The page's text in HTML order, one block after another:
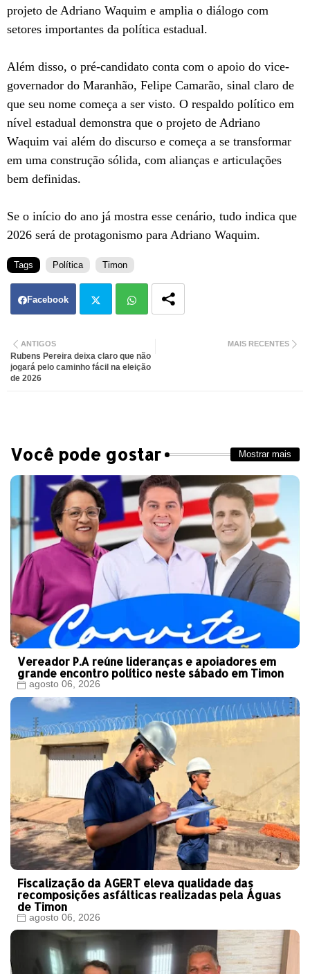
projeto de Adriano Waquim e amplia o diálogo com
setores importantes da política estadual.
Além disso, o pré-candidato conta com o apoio do vice-
governador do Maranhão, Felipe Camarão, sinal claro de
que seu nome começa a ser visto. O respaldo político em
nível estadual demonstra que o projeto de Adriano
Waquim vai além do discurso e começa a se transformar
em uma construção sólida, com alianças e articulações
bem definidas.
Se o início do ano já mostra esse cenário, tudo indica que
2026 será de protagonismo para Adriano Waquim.
Tags Política Timon
Facebook
ter atsa
MAIS RECENTES
ANTIGOS
Rubens Pereira deixa claro que não
jogará pelo caminho fácil na eleição
de 2026
Você pode gostar Mostrar mais
Vereador P.A reúne lideranças e apoiadores em
grande encontro político neste sábado em Timon
agosto 06, 2026
Fiscalização da AGERT eleva qualidade das
recomposições asfálticas realizadas pela Águas
de Timon
agosto 06, 2026